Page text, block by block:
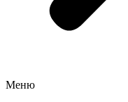
Меню